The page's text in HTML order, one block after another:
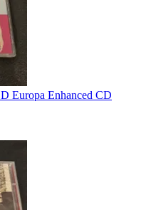
Europa Enhanced CD